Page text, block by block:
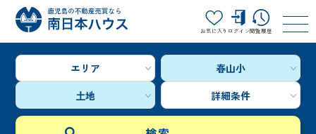
お気に入り ログイン閲覧履歴
エリア
春山小
土地
詳細条件